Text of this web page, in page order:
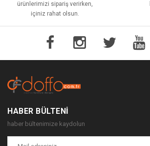
ürünlerimizi sipariş verirken,
içiniz rahat olsun.
HABER BÜLTENI
haber bültenimize kaydolun